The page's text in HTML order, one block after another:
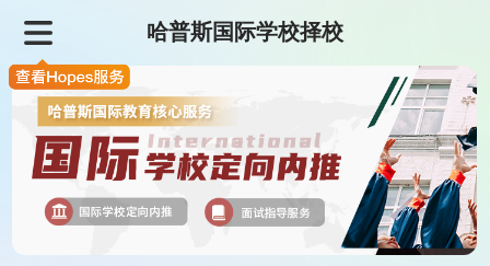
哈普斯国际学校择校